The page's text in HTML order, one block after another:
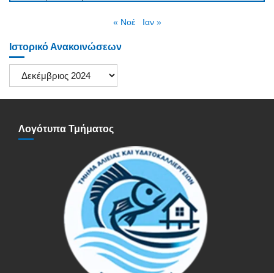
« Νοέ Ιαν »
Ιστορικό Ανακοινώσεων
Ιστορικό
Ανακοινώσεων
Λογότυπα Τμήματος